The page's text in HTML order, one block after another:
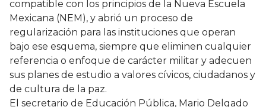
compatible con los principios de la Nueva Escuela
Mexicana (NEM), y abrió un proceso de
regularización para las instituciones que operan
bajo ese esquema, siempre que eliminen cualquier
referencia o enfoque de carácter militar y adecuen
sus planes de estudio a valores cívicos, ciudadanos y
de cultura de la paz.
El secretario de Educación Pública, Mario Delgado